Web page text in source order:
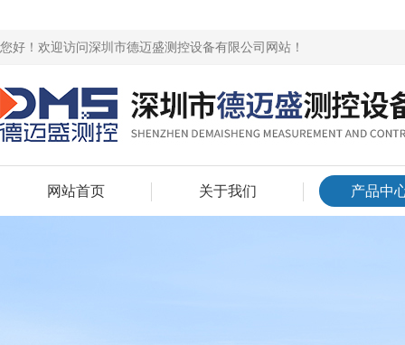
您好！欢迎访问深圳市德迈盛测控设备有限公司网站！
网站首页 关于我们 产品中